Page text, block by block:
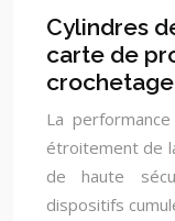
Cylindres
carte de
crochetage
La
étroitement de
de haute
dispositifs